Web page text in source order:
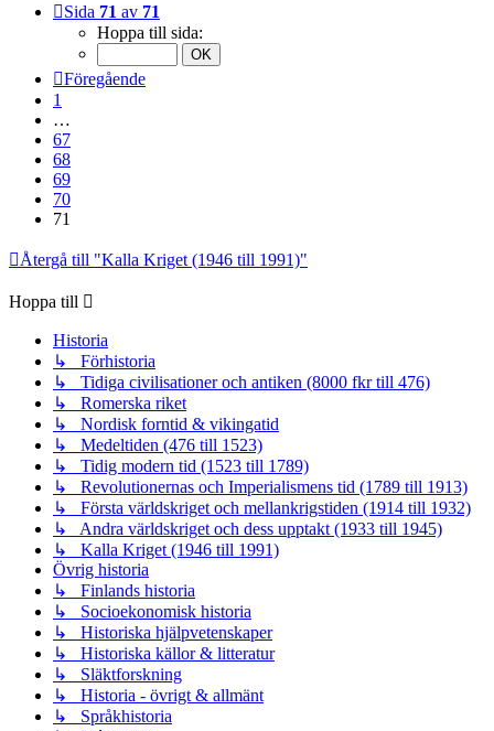
Sida 71 av 71
Hoppa till sida:
Föregående
1
…
67
68
69
70
71
Återgå till "Kalla Kriget (1946 till 1991)"
Hoppa till
Historia
↳ Förhistoria
↳ Tidiga civilisationer och antiken (8000 fkr till 476)
↳ Romerska riket
↳ Nordisk forntid & vikingatid
↳ Medeltiden (476 till 1523)
↳ Tidig modern tid (1523 till 1789)
↳ Revolutionernas och Imperialismens tid (1789 till 1913)
↳ Första världskriget och mellankrigstiden (1914 till 1932)
↳ Andra världskriget och dess upptakt (1933 till 1945)
↳ Kalla Kriget (1946 till 1991)
Övrig historia
↳ Finlands historia
↳ Socioekonomisk historia
↳ Historiska hjälpvetenskaper
↳ Historiska källor & litteratur
↳ Släktforskning
↳ Historia - övrigt & allmänt
↳ Språkhistoria